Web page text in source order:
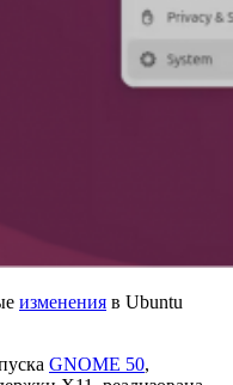
изменения в Ubuntu
GNOME 50,